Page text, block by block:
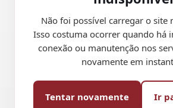
Não foi possível carregar o site
Isso costuma ocorrer quando há
conexão ou manutenção nos
novamente em
Tentar novamente Ir